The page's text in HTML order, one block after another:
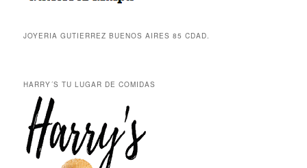
JOYERIA GUTIERREZ BUENOS AIRES 85 CDAD.
HARRY´S TU LUGAR DE COMIDAS